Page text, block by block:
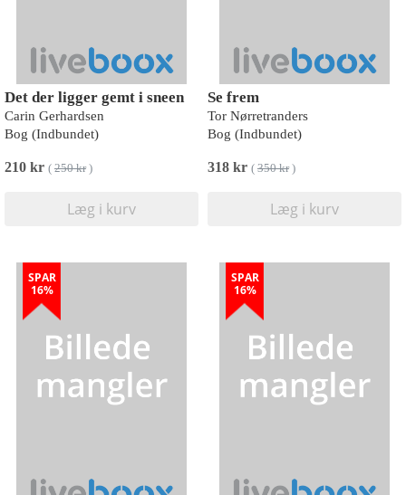
Det der ligger gemt i sneen
Carin Gerhardsen
Bog (Indbundet)
210 kr ( 250 kr)
Læg i kurv
Se frem
Tor Nørretranders
Bog (Indbundet)
318 kr ( 350 kr)
Læg i kurv
SPAR
16%
SPAR
16%